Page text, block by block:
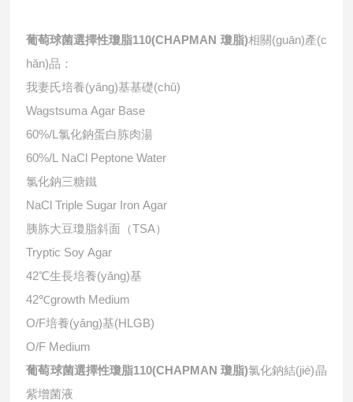
葡萄球菌選擇性瓊脂110(CHAPMAN 瓊脂)相關(guān)產(c
hǎn)品：
我妻氏培養(yǎng)基基礎(chǔ)
Wagstsuma Agar Base
60%/L氯化鈉蛋白胨肉湯
60%/L NaCl Peptone Water
氯化鈉三糖鐵
NaCl Triple Sugar Iron Agar
胰胨大豆瓊脂斜面（TSA）
Tryptic Soy Agar
42℃生長培養(yǎng)基
42℃growth Medium
O/F培養(yǎng)基(HLGB)
O/F Medium
葡萄球菌選擇性瓊脂110(CHAPMAN 瓊脂)氯化鈉結(jié)晶
紫增菌液